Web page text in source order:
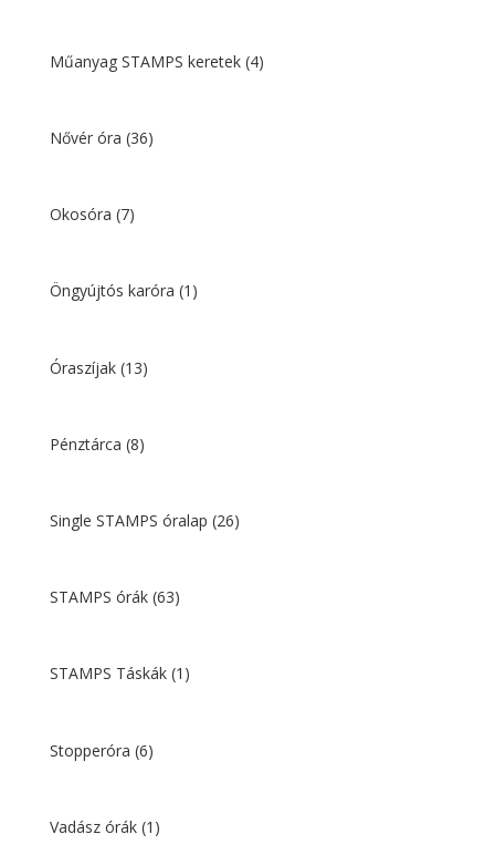
Műanyag STAMPS keretek (4)
Nővér óra (36)
Okosóra (7)
Öngyújtós karóra (1)
Óraszíjak (13)
Pénztárca (8)
Single STAMPS óralap (26)
STAMPS órák (63)
STAMPS Táskák (1)
Stopperóra (6)
Vadász órák (1)